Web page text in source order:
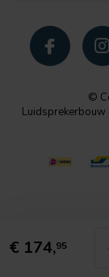
€ 174,95
©
Luidsprekerbouw